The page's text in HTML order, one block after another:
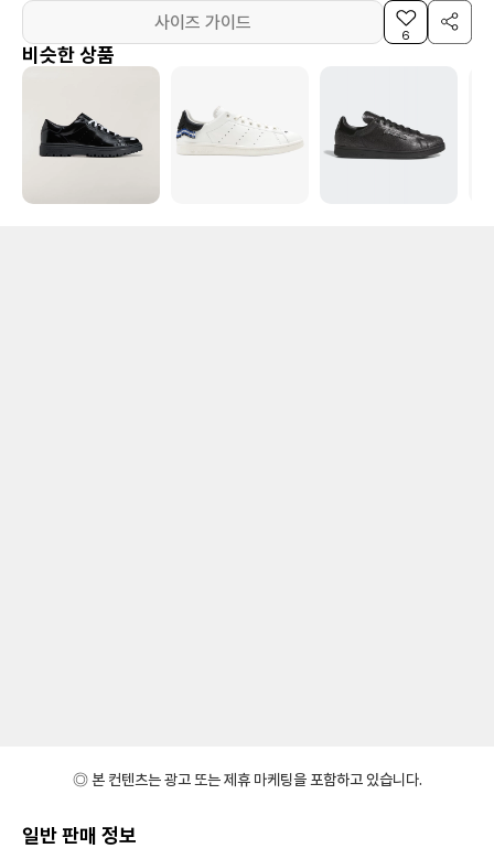
사이즈 가이드
6
비슷한 상품
◎ 본 컨텐츠는 광고 또는 제휴 마케팅을 포함하고 있습니다.
일반 판매 정보